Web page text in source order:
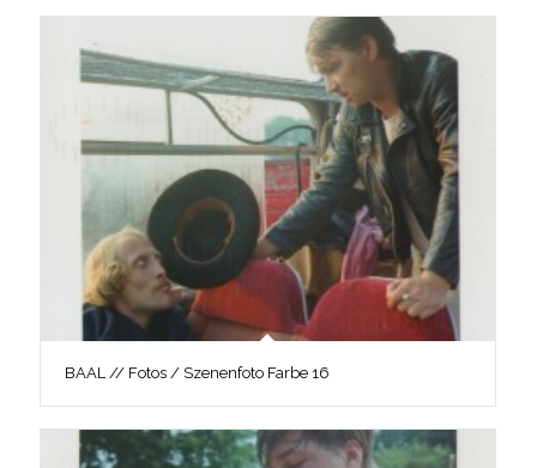
BAAL // Fotos / Szenenfoto Farbe 16